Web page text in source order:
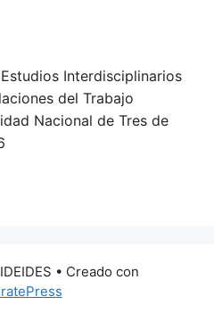
Interdisciplinarios
del Trabajo
Nacional de Tres de
• Creado con